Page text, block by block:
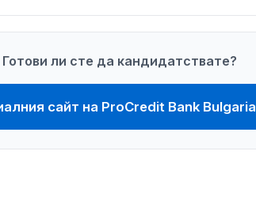
Готови ли сте да кандидатствате?
сайт на ProCredit Bank Bulgaria